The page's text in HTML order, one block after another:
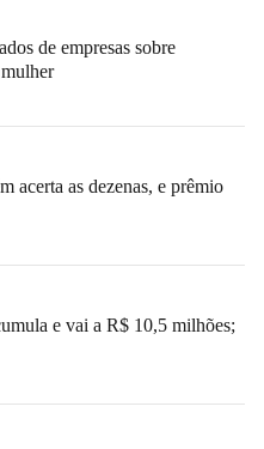
de empresas sobre
acerta as dezenas, e prêmio
e vai a R$ 10,5 milhões;